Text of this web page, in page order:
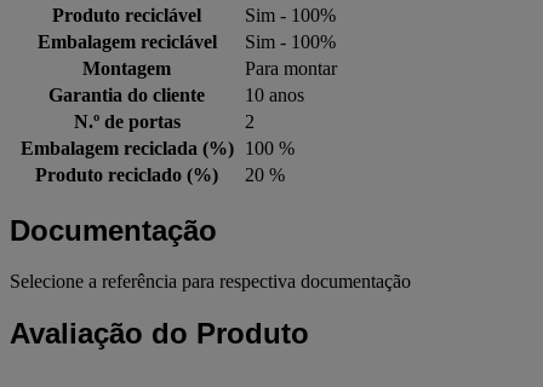
Produto reciclável
Sim - 100%
Embalagem reciclável
Sim - 100%
Montagem
Para montar
Garantia do cliente
10 anos
N.º de portas
2
Embalagem reciclada (%)
100 %
Produto reciclado (%)
20 %
Documentação
Selecione a referência para respectiva documentação
Avaliação do Produto